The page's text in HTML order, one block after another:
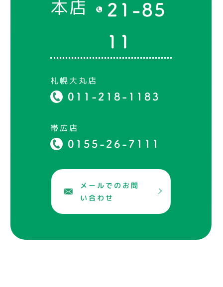
本店
21-85
11
札幌大丸店
011-218-1183
帯広店
0155-26-7111
メールでのお問
い合わせ